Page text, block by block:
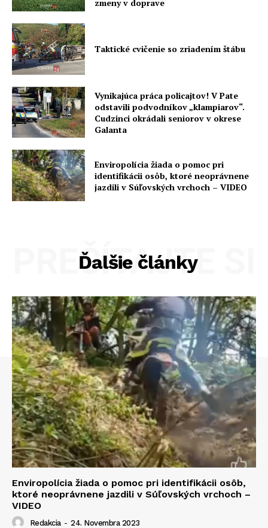
zmeny v doprave
Taktické cvičenie so zriadením štábu
Vynikajúca práca policajtov! V Pate
odstavili podvodníkov „klampiarov“.
Cudzinci okrádali seniorov v okrese
Galanta
Enviropolícia žiada o pomoc pri
identifikácii osôb, ktoré neoprávnene
jazdili v Súľovských vrchoch – VIDEO
Ďalšie články
PREČÍTAJTE SI
Enviropolícia žiada o pomoc pri identifikácii osôb,
ktoré neoprávnene jazdili v Súľovských vrchoch –
VIDEO
Redakcia - 24. Novembra 2023